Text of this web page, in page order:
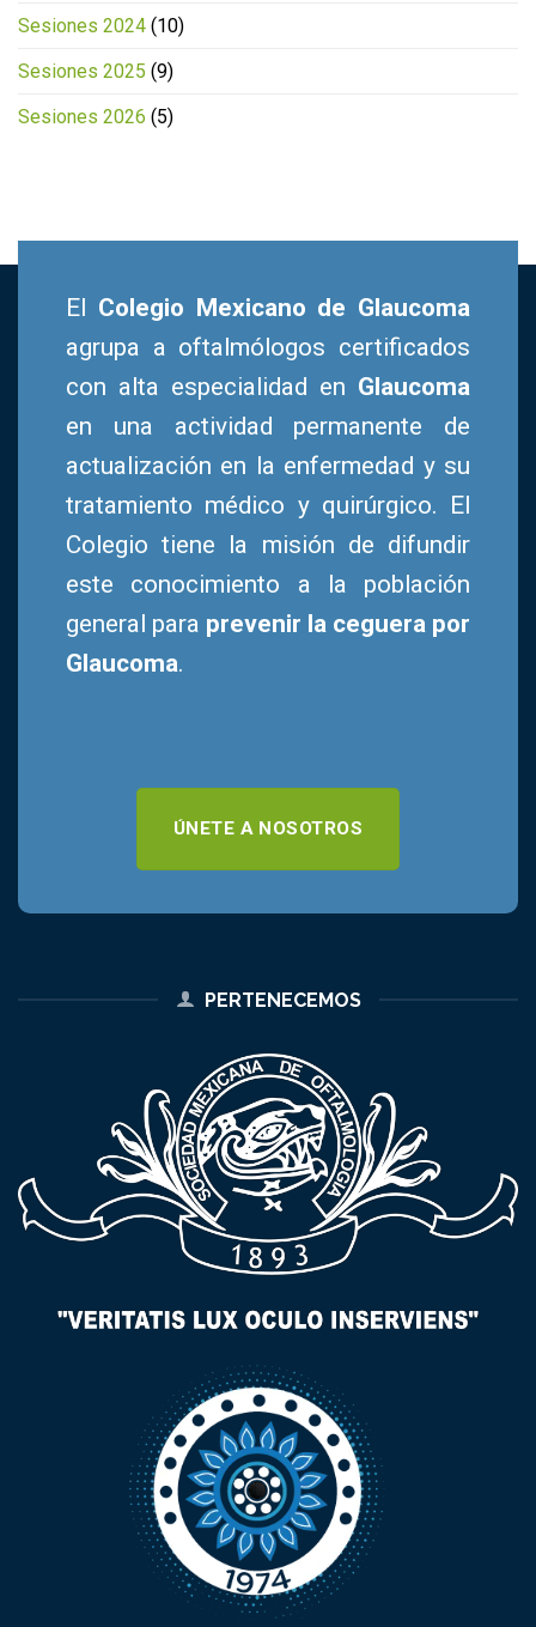
Sesiones 2024 (10)
Sesiones 2025 (9)
Sesiones 2026 (5)
El Colegio Mexicano de Glaucoma
agrupa a oftalmólogos certificados
con alta especialidad en Glaucoma
en una actividad permanente de
actualización en la enfermedad y su
tratamiento médico y quirúrgico. El
Colegio tiene la misión de difundir
este conocimiento a la población
general para prevenir la ceguera por
Glaucoma.
ÚNETE A NOSOTROS
PERTENECEMOS